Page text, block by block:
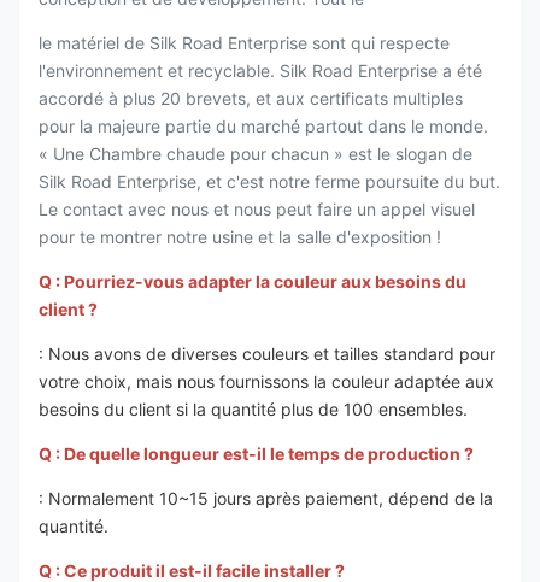
le matériel de Silk Road Enterprise sont qui respecte
l'environnement et recyclable. Silk Road Enterprise a été
accordé à plus 20 brevets, et aux certificats multiples
pour la majeure partie du marché partout dans le monde.
« Une Chambre chaude pour chacun » est le slogan de
Silk Road Enterprise, et c'est notre ferme poursuite du but.
Le contact avec nous et nous peut faire un appel visuel
pour te montrer notre usine et la salle d'exposition !
Q : Pourriez-vous adapter la couleur aux besoins du
client ?
: Nous avons de diverses couleurs et tailles standard pour
votre choix, mais nous fournissons la couleur adaptée aux
besoins du client si la quantité plus de 100 ensembles.
Q : De quelle longueur est-il le temps de production ?
: Normalement 10~15 jours après paiement, dépend de la
quantité.
Q : Ce produit il est-il facile installer ?